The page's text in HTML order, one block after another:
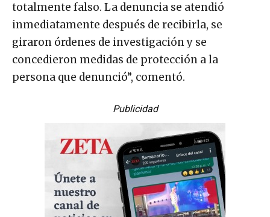
totalmente falso. La denuncia se atendió
inmediatamente después de recibirla, se
giraron órdenes de investigación y se
concedieron medidas de protección a la
persona que denunció”, comentó.
Publicidad